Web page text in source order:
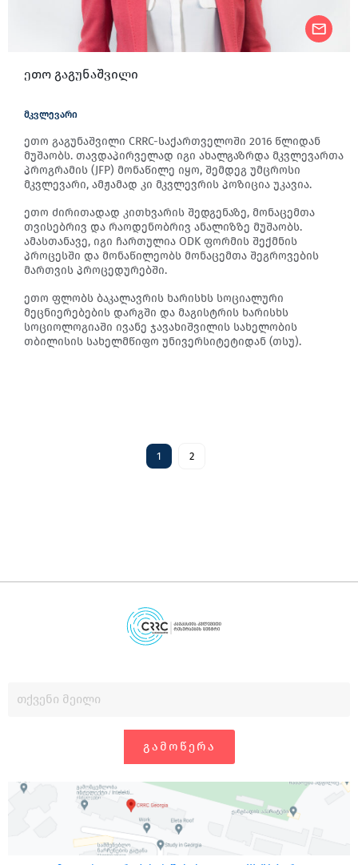
ეთო გაგუნაშვილი
მკვლევარი
ეთო გაგუნაშვილი CRRC-საქართველოში 2016 წლიდან
მუშაობს. თავდაპირველად იგი ახალგაზრდა მკვლევართა
პროგრამის (JFP) მონაწილე იყო, შემდეგ უმცროსი
მკვლევარი, ამჟამად კი მკვლევრის პოზიცია უკავია.
ეთო ძირითადად კითხვარის შედგენაზე, მონაცემთა
თვისებრივ და რაოდენობრივ ანალიზზე მუშაობს.
ამასთანავე, იგი ჩართულია ODK ფორმის შექმნის
პროცესში და მონაწილეობს მონაცემთა შეგროვების
მართვის პროცედურებში.
ეთო ფლობს ბაკალავრის ხარისხს სოციალური
მეცნიერებების დარგში და მაგისტრის ხარისხს
სოციოლოგიაში ივანე ჯავახიშვილის სახელობის
თბილისის სახელმწიფო უნივერსიტეტიდან (თსუ).
1 2
ᲒᲐᲛᲝᲬᲔᲠᲐ